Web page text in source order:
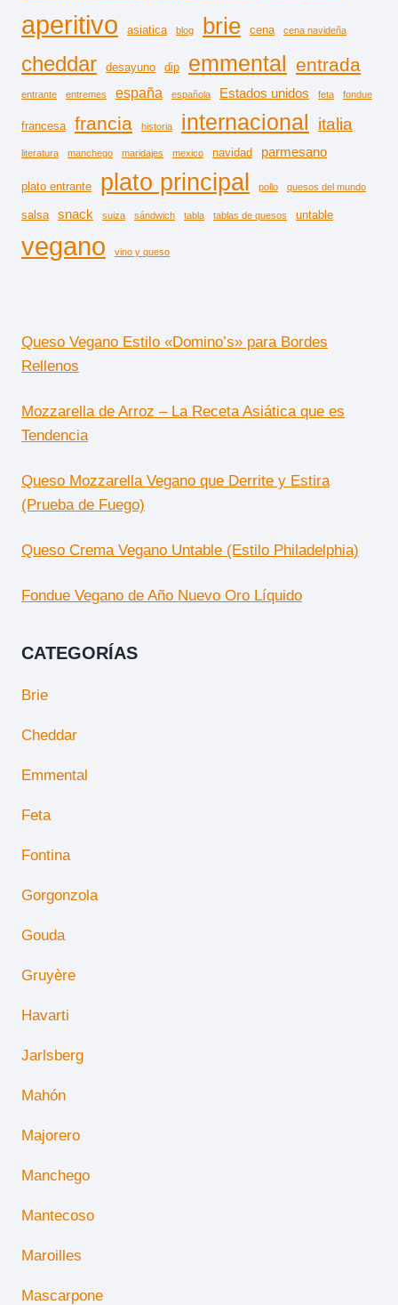
aperitivo asiatica blog brie cena cena navideña
cheddar desayuno dip emmental entrada
entrante entremes españa española Estados unidos feta fondue
francesa francia historia internacional italia
literatura manchego maridajes mexico navidad parmesano
plato entrante plato principal pollo quesos del mundo
salsa snack suiza sándwich tabla tablas de quesos untable
vegano vino y queso
Queso Vegano Estilo «Domino’s» para Bordes
Rellenos
Mozzarella de Arroz – La Receta Asiática que es
Tendencia
Queso Mozzarella Vegano que Derrite y Estira
(Prueba de Fuego)
Queso Crema Vegano Untable (Estilo Philadelphia)
Fondue Vegano de Año Nuevo Oro Líquido
CATEGORÍAS
Brie
Cheddar
Emmental
Feta
Fontina
Gorgonzola
Gouda
Gruyère
Havarti
Jarlsberg
Mahón
Majorero
Manchego
Mantecoso
Maroilles
Mascarpone